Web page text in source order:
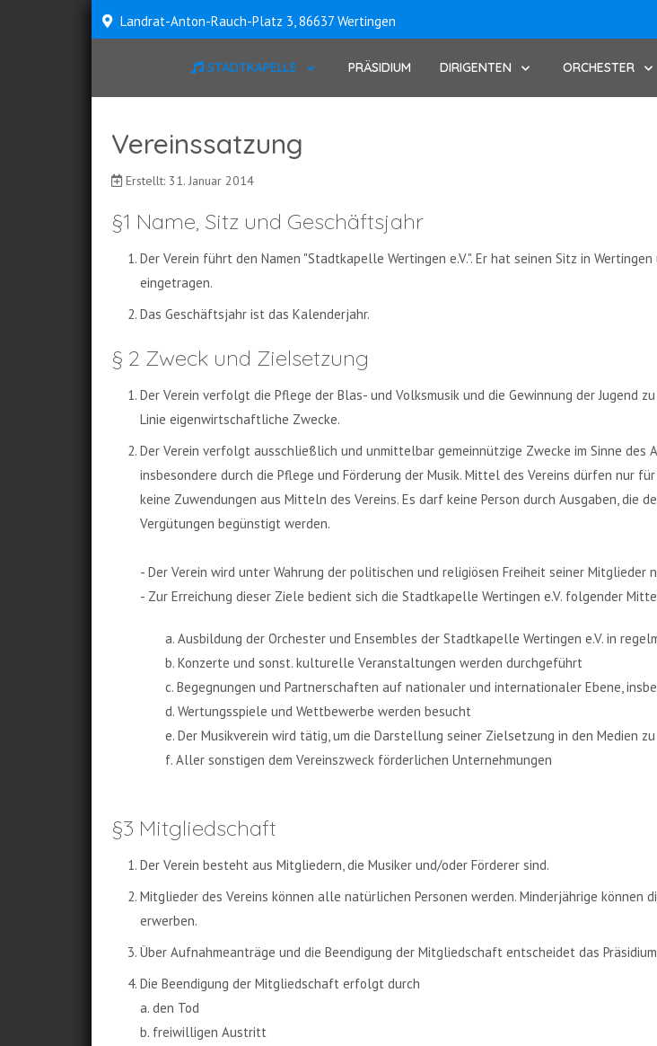
Landrat-Anton-Rauch-Platz 3, 86637 Wertingen
STADTKAPELLE PRÄSIDIUM DIRIGENTEN ORCHESTER
Vereinssatzung
Erstellt: 31. Januar 2014
§1 Name, Sitz und Geschäftsjahr
Der Verein führt den Namen "Stadtkapelle Wertingen e.V.". Er hat seinen Sitz in
eingetragen.
Das Geschäftsjahr ist das Kalenderjahr.
§ 2 Zweck und Zielsetzung
Der Verein verfolgt die Pflege der Blas- und Volksmusik und die Gewinnung der
Linie eigenwirtschaftliche Zwecke.
Der Verein verfolgt ausschließlich und unmittelbar gemeinnützige Zwecke im Sinne
insbesondere durch die Pflege und Förderung der Musik. Mittel des Vereins dürfen nur
keine Zuwendungen aus Mitteln des Vereins. Es darf keine Person durch Ausgaben, die
Vergütungen begünstigt werden.
- Der Verein wird unter Wahrung der politischen und religiösen Freiheit seiner Mitglieder
- Zur Erreichung dieser Ziele bedient sich die Stadtkapelle Wertingen e.V. folgender
a. Ausbildung der Orchester und Ensembles der Stadtkapelle Wertingen e.V. in
b. Konzerte und sonst. kulturelle Veranstaltungen werden durchgeführt
c. Begegnungen und Partnerschaften auf nationaler und internationaler Ebene,
d. Wertungsspiele und Wettbewerbe werden besucht
e. Der Musikverein wird tätig, um die Darstellung seiner Zielsetzung in den Medien
f. Aller sonstigen dem Vereinszweck förderlichen Unternehmungen
§3 Mitgliedschaft
Der Verein besteht aus Mitgliedern, die Musiker und/oder Förderer sind.
Mitglieder des Vereins können alle natürlichen Personen werden. Minderjährige
erwerben.
Über Aufnahmeanträge und die Beendigung der Mitgliedschaft entscheidet das
Die Beendigung der Mitgliedschaft erfolgt durch
a. den Tod
b. freiwilligen Austritt